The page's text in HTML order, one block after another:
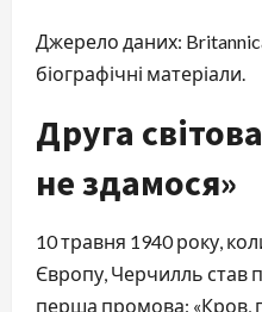
Джерело даних:
біографічні матеріали.
Друга
не здамося»
10 травня 1940 року,
Європу, Черчилль став
перша промова: «Кров,